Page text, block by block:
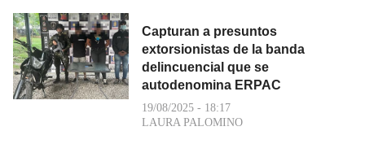
Capturan a presuntos
extorsionistas de la banda
delincuencial que se
autodenomina ERPAC
19/08/2025 - 18:17
LAURA PALOMINO